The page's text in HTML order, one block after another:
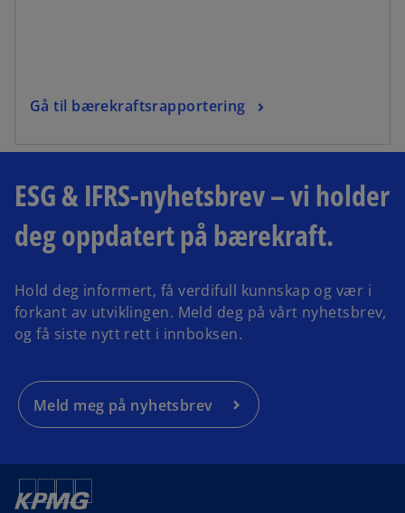
Gå til bærekraftsrapportering
ESG & IFRS-nyhetsbrev – vi holder
deg oppdatert på bærekraft.
Hold deg informert, få verdifull kunnskap og vær i
forkant av utviklingen. Meld deg på vårt nyhetsbrev,
og få siste nytt rett i innboksen.
Meld meg på nyhetsbrev